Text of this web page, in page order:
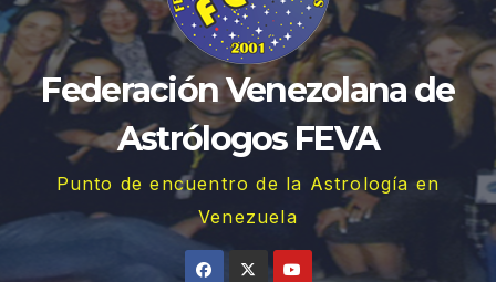
Federación Venezolana de
Astrólogos FEVA
Punto de encuentro de la Astrología en
Venezuela